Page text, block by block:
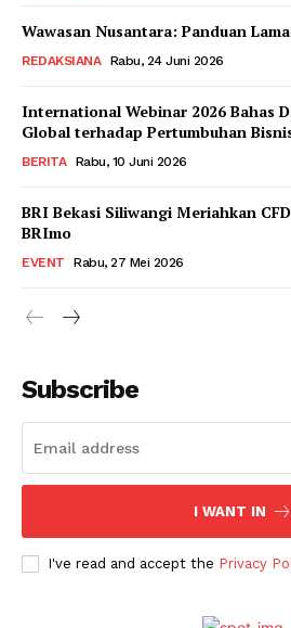
Wawasan Nusantara: Panduan
REDAKSIANA Rabu, 24 Juni 2026
International Webinar 2026 Bahas
Global terhadap Pertumbuhan
BERITA Rabu, 10 Juni 2026
BRI Bekasi Siliwangi Meriahkan
BRImo
EVENT Rabu, 27 Mei 2026
Subscribe
I WANT IN
I've read and accept the Privacy